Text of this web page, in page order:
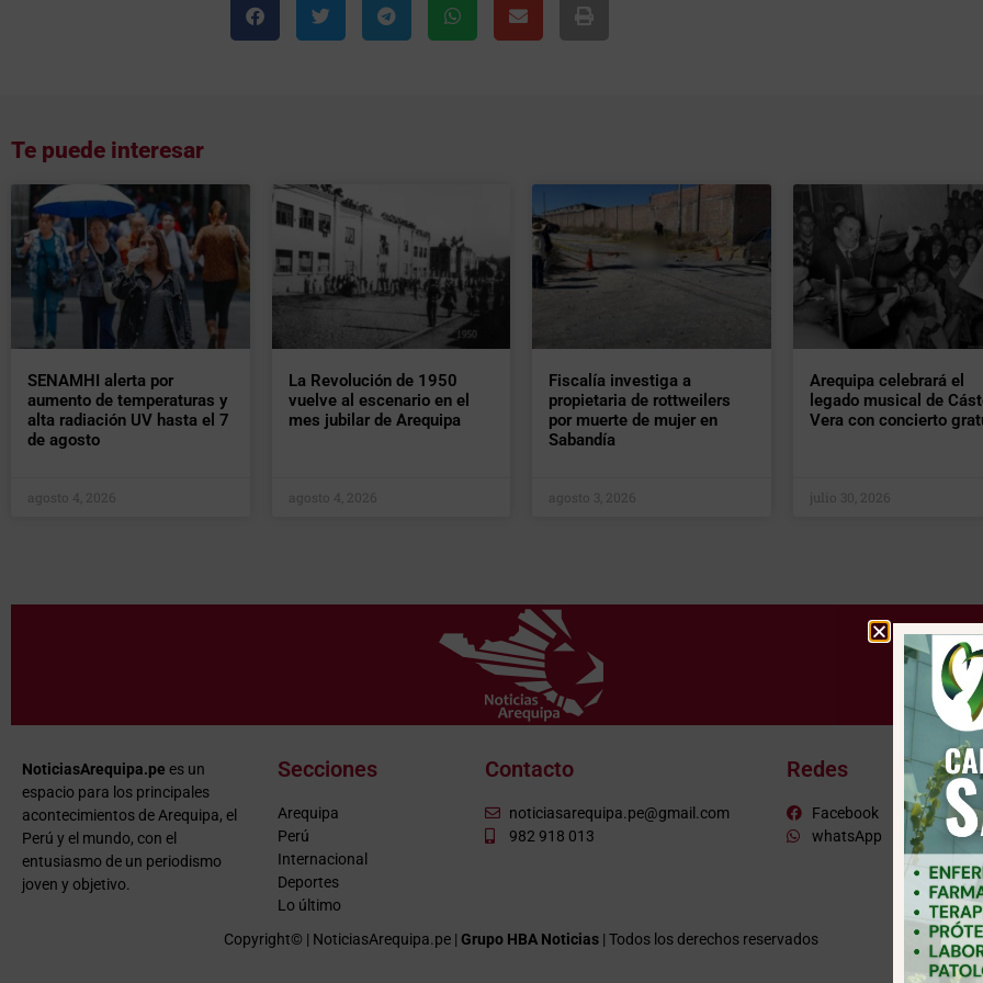
Te puede interesar
SENAMHI alerta por
aumento de temperaturas y
alta radiación UV hasta el 7
de agosto
agosto 4, 2026
La Revolución de 1950
vuelve al escenario en el
mes jubilar de Arequipa
agosto 4, 2026
Fiscalía investiga a
propietaria de rottweilers
por muerte de mujer en
Sabandía
agosto 3, 2026
Arequipa celebrará el
legado musical de
Vera con concierto
julio 30, 2026
NoticiasArequipa.pe es un
espacio para los principales
acontecimientos de Arequipa, el
Perú y el mundo, con el
entusiasmo de un periodismo
joven y objetivo.
Secciones
Arequipa
Perú
Internacional
Deportes
Lo último
Contacto
noticiasarequipa.pe@gmail.com
982 918 013
Redes
Facebook
whatsApp
Copyright© | NoticiasArequipa.pe | Grupo HBA Noticias | Todos los derechos reservados